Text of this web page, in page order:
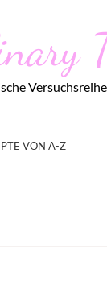
Versuchsreihe
VON A-Z